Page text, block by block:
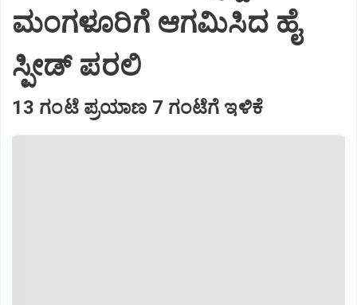
ಮಂಗಳೂರಿಗೆ ಆಗಮಿಸಿದ ಹೈ
ಸ್ಪೀಡ್ ಪರಲಿ
13 ಗಂಟೆ ಪ್ರಯಾಣ 7 ಗಂಟೆಗೆ ಇಳಿಕೆ